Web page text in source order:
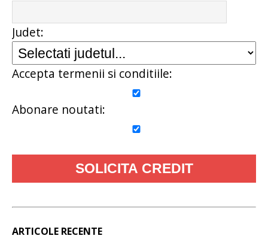
Judet:
Accepta termenii si conditiile:
Abonare noutati:
ARTICOLE RECENTE